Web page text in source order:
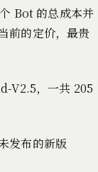
Bot 的总成本并
前的定价，最贵
V2.5，一共 205
发布的新版